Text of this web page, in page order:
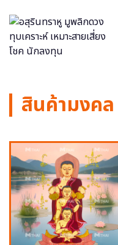
สินค้ามงคล